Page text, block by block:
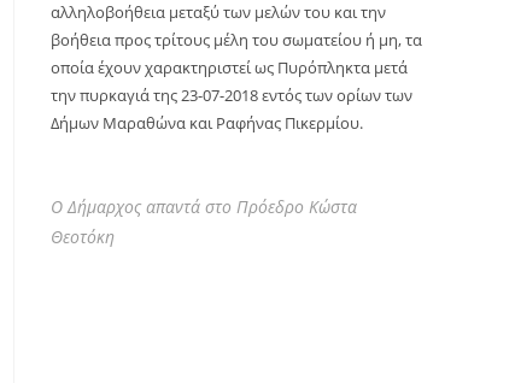
αλληλοβοήθεια μεταξύ των μελών του και την
βοήθεια προς τρίτους μέλη του σωματείου ή μη, τα
οποία έχουν χαρακτηριστεί ως Πυρόπληκτα μετά
την πυρκαγιά της 23-07-2018 εντός των ορίων των
Δήμων Μαραθώνα και Ραφήνας Πικερμίου.
Ο Δήμαρχος απαντά στο Πρόεδρο Κώστα
Θεοτόκη